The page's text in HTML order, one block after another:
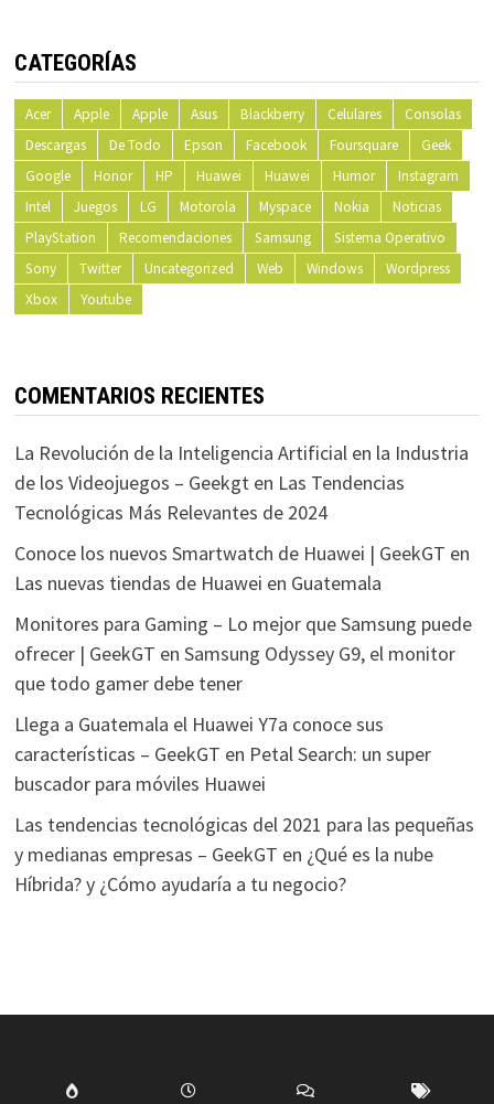
CATEGORÍAS
Acer Apple Apple Asus Blackberry Celulares
Consolas
Descargas
De Todo Epson Facebook Foursquare
Geek
Google
Honor HP Huawei Huawei Humor
Instagram
Intel
Juegos LG Motorola Myspace Nokia
Noticias
PlayStation
Recomendaciones Samsung
Sistema Operativo
Sony
Twitter Uncategorized Web Windows
Wordpress
Xbox
Youtube
COMENTARIOS RECIENTES
La Revolución de la Inteligencia Artificial en la Industria
de los Videojuegos – Geekgten Las Tendencias
Tecnológicas Más Relevantes de 2024
Conoce los nuevos Smartwatch de Huawei | GeekGT en
Las nuevas tiendas de Huawei en Guatemala
Monitores para Gaming – Lo mejor que Samsung puede
ofrecer | GeekGT en Samsung Odyssey G9, el monitor
que todo gamer debe tener
Llega a Guatemala el Huawei Y7a conoce sus
características – GeekGT en Petal Search: un super
buscador para móviles Huawei
Las tendencias tecnológicas del 2021 para las pequeñas
y medianas empresas – GeekGT en ¿Qué es la nube
Híbrida? y ¿Cómo ayudaría a tu negocio?